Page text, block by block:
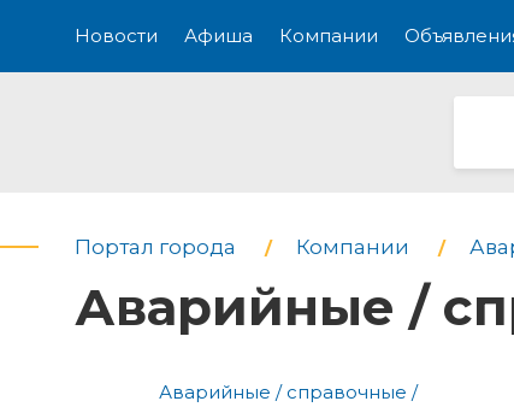
Новости Афиша Компании
Портал города Компании
Аварийные /
Аварийные / справочные /